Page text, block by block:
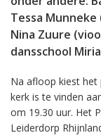
Tessa
Nina Zuure
dansschool
Na afloop kiest het
kerk is te vinden
om 19.30 uur. Het
Leiderdorp